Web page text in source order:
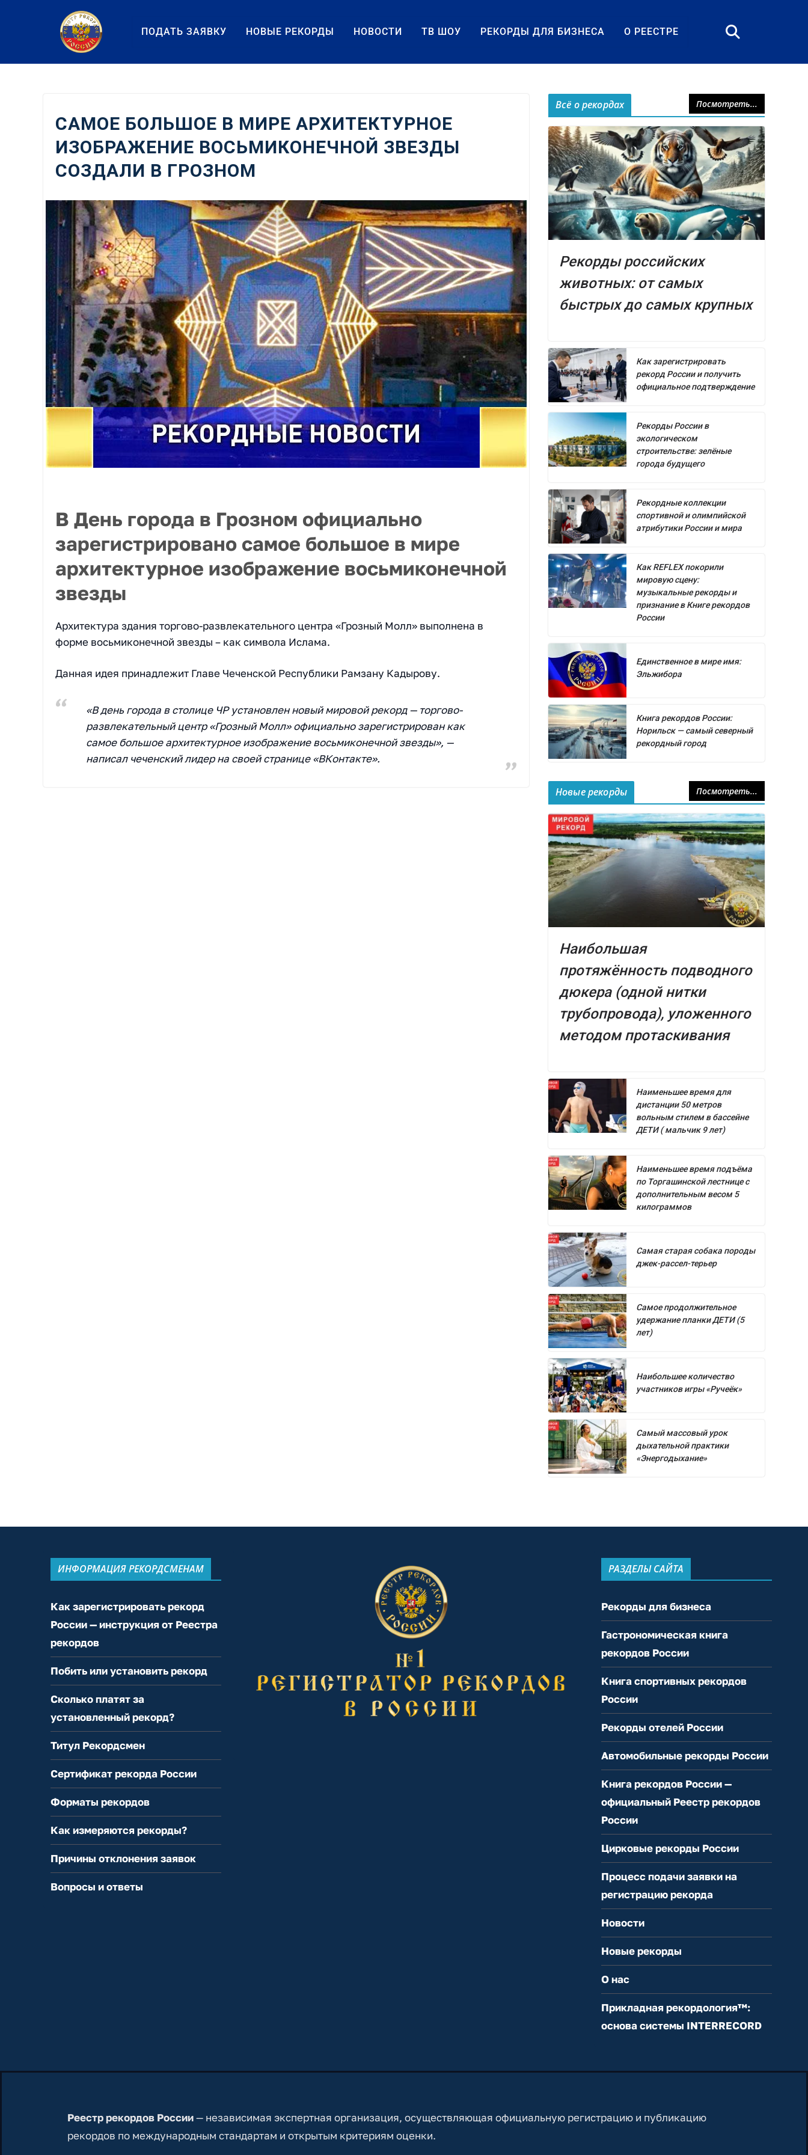
содержанию
ПОДАТЬ ЗАЯВКУ НОВЫЕ РЕКОРДЫ НОВОСТИ ТВ ШОУ РЕКОРДЫ ДЛЯ БИЗНЕСА О РЕЕСТРЕ
САМОЕ БОЛЬШОЕ В МИРЕ АРХИТЕКТУРНОЕ
ИЗОБРАЖЕНИЕ ВОСЬМИКОНЕЧНОЙ ЗВЕЗДЫ
СОЗДАЛИ В ГРОЗНОМ
В День города в Грозном официально
зарегистрировано самое большое в мире
архитектурное изображение восьмиконечной
звезды
Архитектура здания торгово-развлекательного центра «Грозный Молл» выполнена в
форме восьмиконечной звезды – как символа Ислама.
Данная идея принадлежит Главе Чеченской Республики Рамзану Кадырову.
«В день города в столице ЧР установлен новый мировой рекорд — торгово-
развлекательный центр «Грозный Молл» официально зарегистрирован как
самое большое архитектурное изображение восьмиконечной звезды», —
написал чеченский лидер на своей странице «ВКонтакте».
Всё о рекордах Посмотреть...
Рекорды российских
животных: от самых
быстрых до самых крупных
Как зарегистрировать
рекорд России и получить
официальное подтверждение
Рекорды России в
экологическом
строительстве: зелёные
города будущего
Рекордные коллекции
спортивной и олимпийской
атрибутики России и мира
Как REFLEX покорили
мировую сцену:
музыкальные рекорды и
признание в Книге рекордов
России
Единственное в мире имя:
Эльжибора
Книга рекордов России:
Норильск — самый северный
рекордный город
Новые рекорды Посмотреть...
Наибольшая
протяжённость подводного
дюкера (одной нитки
трубопровода), уложенного
методом протаскивания
Наименьшее время для
дистанции 50 метров
вольным стилем в бассейне
ДЕТИ ( мальчик 9 лет)
Наименьшее время подъёма
по Торгашинской лестнице с
дополнительным весом 5
килограммов
Самая старая собака породы
джек-рассел-терьер
Самое продолжительное
удержание планки ДЕТИ (5
лет)
Наибольшее количество
участников игры «Ручеёк»
Самый массовый урок
дыхательной практики
«Энергодыхание»
ИНФОРМАЦИЯ РЕКОРДСМЕНАМ
Как зарегистрировать рекорд
России — инструкция от Реестра
рекордов
Побить или установить рекорд
Сколько платят за
установленный рекорд?
Титул Рекордсмен
Сертификат рекорда России
Форматы рекордов
Как измеряются рекорды?
Причины отклонения заявок
Вопросы и ответы
РАЗДЕЛЫ САЙТА
Рекорды для бизнеса
Гастрономическая книга
рекордов России
Книга спортивных рекордов
России
Рекорды отелей России
Автомобильные рекорды России
Книга рекордов России —
официальный Реестр рекордов
России
Цирковые рекорды России
Процесс подачи заявки на
регистрацию рекорда
Новости
Новые рекорды
О нас
Прикладная рекордология™:
основа системы INTERRECORD
Реестр рекордов России— независимая экспертная организация, осуществляющая официальную регистрацию и публикацию
рекордов по международным стандартам и открытым критериям оценки.